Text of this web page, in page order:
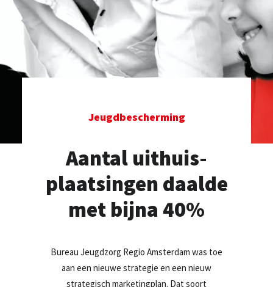
TEL: +31 20 589 29 29
Jeugdbescherming
Aantal uithuis­
plaatsingen daalde
met bijna 40%
Bureau Jeugdzorg Regio Amsterdam was toe
aan een nieuwe strategie en een nieuw
strategisch marketingplan. Dat soort